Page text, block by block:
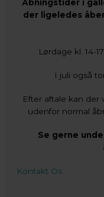
Åbningstider i
der ligeledes
Lørdage kl. 14-
I juli også
Efter aftale kan
udenfor normal
Se gerne
Kontakt Os